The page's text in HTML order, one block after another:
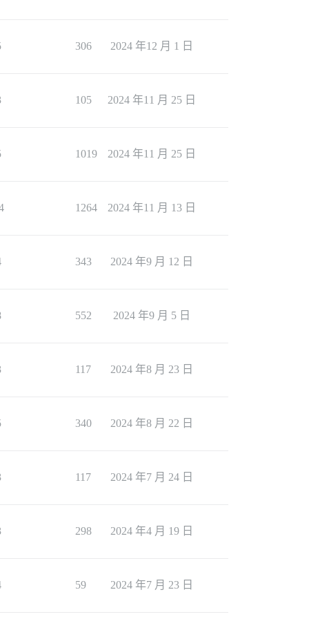
306 2024 年12 月 1 日
105 2024 年11 月 25 日
1019 2024 年11 月 25 日
1264 2024 年11 月 13 日
343 2024 年9 月 12 日
552 2024 年9 月 5 日
117 2024 年8 月 23 日
340 2024 年8 月 22 日
117 2024 年7 月 24 日
298 2024 年4 月 19 日
59 2024 年7 月 23 日